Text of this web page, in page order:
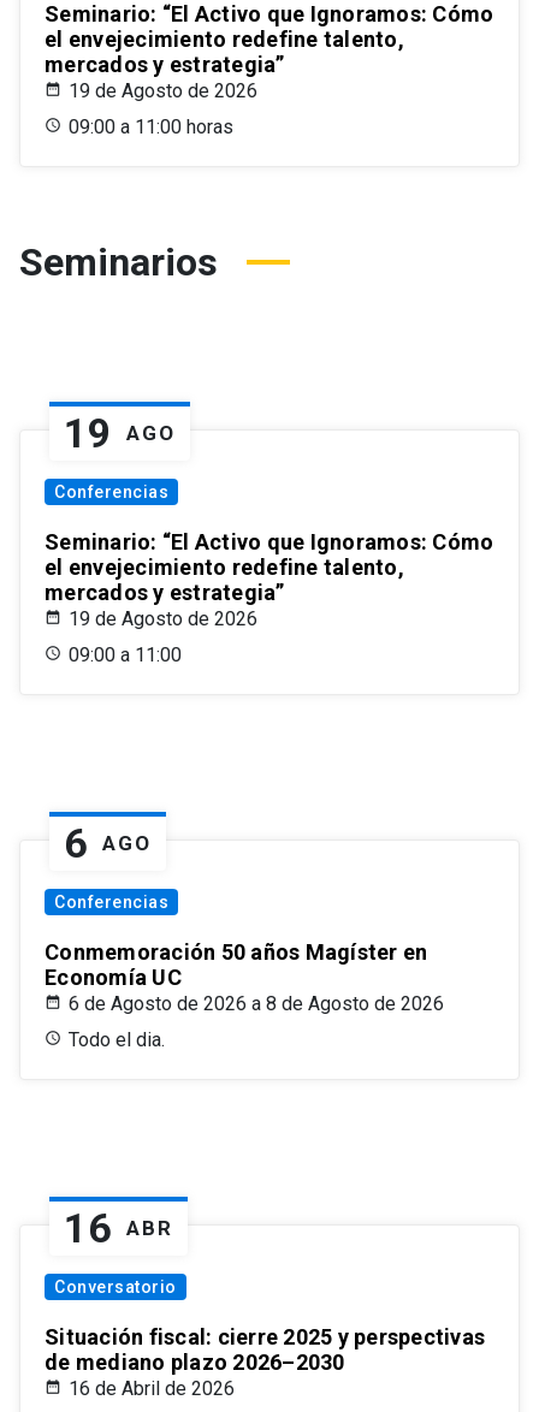
Seminario: “El Activo que Ignoramos: Cómo
el envejecimiento redefine talento,
mercados y estrategia”
19 de Agosto de 2026
09:00 a 11:00 horas
Seminarios
19 AGO
Conferencias
Seminario: “El Activo que Ignoramos: Cómo
el envejecimiento redefine talento,
mercados y estrategia”
19 de Agosto de 2026
09:00 a 11:00
6 AGO
Conferencias
Conmemoración 50 años Magíster en
Economía UC
6 de Agosto de 2026 a 8 de Agosto de 2026
Todo el dia.
16 ABR
Conversatorio
Situación fiscal: cierre 2025 y perspectivas
de mediano plazo 2026–2030
16 de Abril de 2026